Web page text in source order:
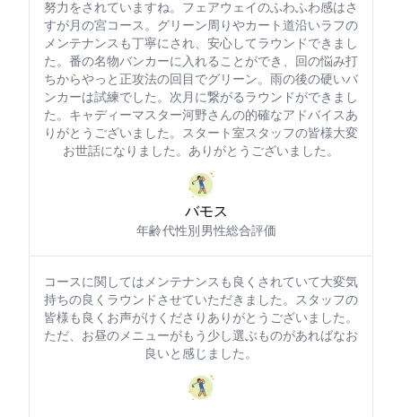
努力をされていますね。フェアウェイのふわふわ感はさ
すが月の宮コース。グリーン周りやカート道沿いラフの
メンテナンスも丁寧にされ、安心してラウンドできまし
た。16番の名物バンカーに入れることができ、3回の悩み打
ちからやっと正攻法の4回目でグリーンON。雨の後の硬いバ
ンカーは試練でした。次月に繋がるラウンドができまし
た。キャディーマスター河野さんの的確なアドバイスあ
りがとうございました。スタート室スタッフの皆様大変
お世話になりました。ありがとうございました。
バモス5454
年齢: 70代性別: 男性総合評価: 5
コースに関してはメンテナンスも良くされていて大変気
持ちの良くラウンドさせていただきました。スタッフの
皆様も良くお声がけくださりありがとうございました。
ただ、お昼のメニューがもう少し選ぶものがあればなお
良いと感じました。